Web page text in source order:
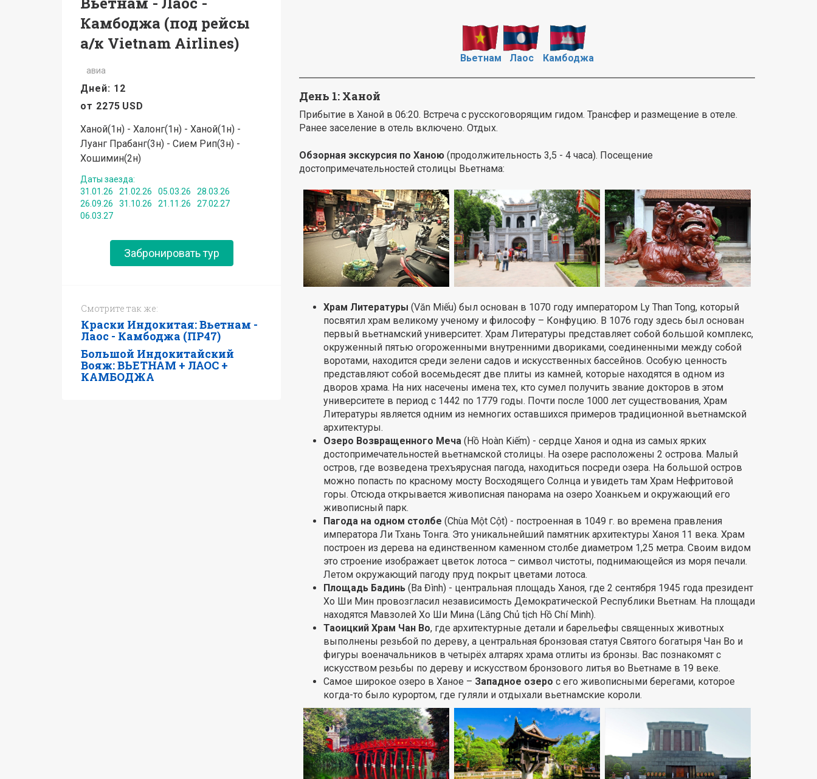
Камбоджа (под рейсы
а/к Vietnam Airlines)
авиа
Дней: 12
от 2275 USD
Ханой(1н) - Халонг(1н) - Ханой(1н) -
Луанг Прабанг(3н) - Сием Рип(3н) -
Хошимин(2н)
Даты заезда:
31.01.26
21.02.26 05.03.26
28.03.26
26.09.26
31.10.26 21.11.26
27.02.27
06.03.27
Забронировать тур
Смотрите так же:
Краски Индокитая: Вьетнам -
Лаос - Камбоджа (ПР47)
Большой Индокитайский
Вояж: ВЬЕТНАМ + ЛАОС +
КАМБОДЖА
Вьетнам Лаос Камбоджа
День 1: Ханой
Прибытие в Ханой в 06:20. Встреча с русскоговорящим гидом. Трансфер и размещение в отеле.
Ранее заселение в отель включено. Отдых.
Обзорная экскурсия по Ханою (продолжительность 3,5 - 4 часа). Посещение
достопримечательностей столицы Вьетнама:
Храм Литературы (Văn Miếu) был основан в 1070 году императором Ly Than Tong, который
посвятил храм великому ученому и философу – Конфуцию. В 1076 году здесь был основан
первый вьетнамский университет. Храм Литературы представляет собой большой комплекс,
окруженный пятью огороженными внутренними двориками, соединенными между собой
воротами, находится среди зелени садов и искусственных бассейнов. Особую ценность
представляют собой восемьдесят две плиты из камней, которые находятся в одном из
дворов храма. На них насечены имена тех, кто сумел получить звание докторов в этом
университете в период с 1442 по 1779 годы. Почти после 1000 лет существования, Храм
Литературы является одним из немногих оставшихся примеров традиционной вьетнамской
архитектуры.
Озеро Возвращенного Меча (Hồ Hoàn Kiếm) - сердце Ханоя и одна из самых ярких
достопримечательностей вьетнамской столицы. На озере расположены 2 острова. Малый
остров, где возведена трехъярусная пагода, находиться посреди озера. На большой остров
можно попасть по красному мосту Восходящего Солнца и увидеть там Храм Нефритовой
горы. Отсюда открывается живописная панорама на озеро Хоанкьем и окружающий его
живописный парк.
Пагода на одном столбе (Chùa Một Cột) - построенная в 1049 г. во времена правления
императора Ли Тхань Тонга. Это уникальнейший памятник архитектуры Ханоя 11 века. Храм
построен из дерева на единственном каменном столбе диаметром 1,25 метра. Своим видом
это строение изображает цветок лотоса – символ чистоты, поднимающейся из моря печали.
Летом окружающий пагоду пруд покрыт цветами лотоса.
Площадь Бадинь (Ba Đình) - центральная площадь Ханоя, где 2 сентября 1945 года президент
Хо Ши Мин провозгласил независимость Демократической Республики Вьетнам. На площади
находятся Мавзолей Хо Ши Мина (Lăng Chủ tịch Hồ Chí Minh).
Таоицкий Храм Чан Во, где архитектурные детали и барельефы священных животных
выполнены резьбой по дереву, а центральная бронзовая статуя Святого богатыря Чан Во и
фигуры военачальников в четырёх алтарях храма отлиты из бронзы. Вас познакомят с
искусством резьбы по дереву и искусством бронзового литья во Вьетнаме в 19 веке.
Самое широкое озеро в Ханое – Западное озеро с его живописными берегами, которое
когда-то было курортом, где гуляли и отдыхали вьетнамские короли.